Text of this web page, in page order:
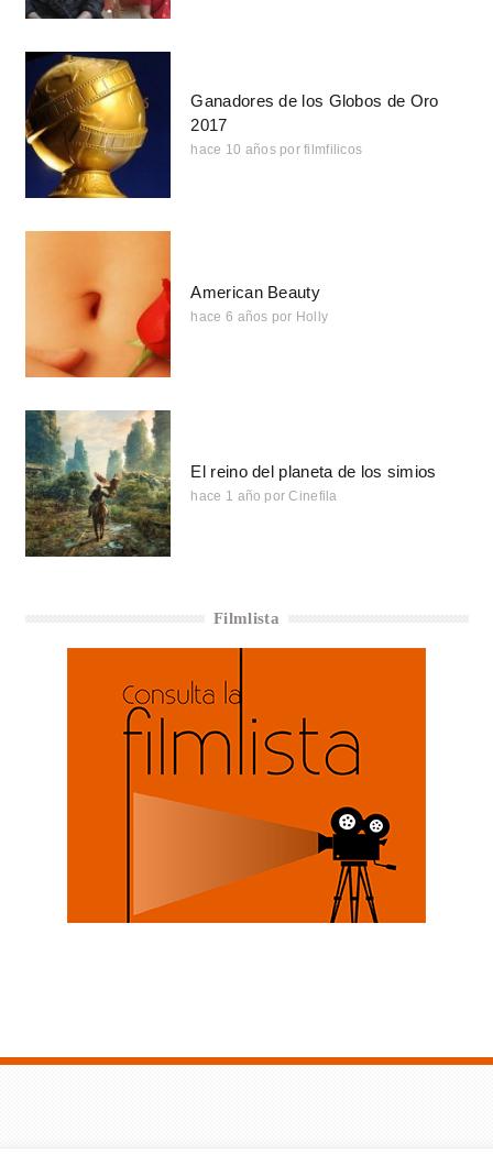
Ganadores de los Globos de Oro
2017
hace 10 años por filmfilicos
American Beauty
hace 6 años por Holly
El reino del planeta de los simios
hace 1 año por Cinefila
Filmlista